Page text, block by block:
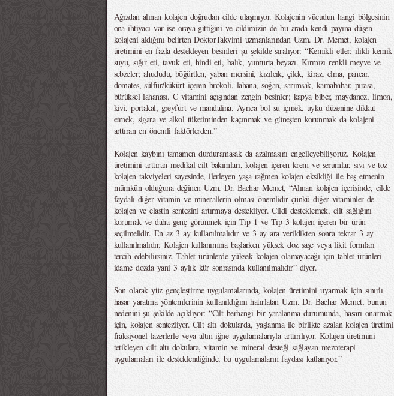
Ağızdan alınan kolajen doğrudan cilde ulaşmıyor. Kolajenin vücudun hangi bölgesinin
ona ihtiyacı var ise oraya gittiğini ve cildimizin de bu arada kendi payına düşen
kolajeni aldığını belirten DoktorTakvimi uzmanlarından Uzm. Dr. Memet, kolajen
üretimini en fazla destekleyen besinleri şu şekilde sıralıyor: “Kemikli etler; ilikli kemik
suyu, sığır eti, tavuk eti, hindi eti, balık, yumurta beyazı. Kırmızı renkli meyve ve
sebzeler; ahududu, böğürtlen, yaban mersini, kızılcık, çilek, kiraz, elma, pancar,
domates, sülfür/kükürt içeren brokoli, lahana, soğan, sarımsak, karnabahar, pırasa,
bürüksel lahanası. C vitamini açışından zengin besinler; kapya biber, maydanoz, limon,
kivi, portakal, greyfurt ve mandalina. Ayrıca bol su içmek, uyku düzenine dikkat
etmek, sigara ve alkol tüketiminden kaçınmak ve güneşten korunmak da kolajeni
arttıran en önemli faktörlerden.”
Kolajen kaybını tamamen durduramasak da azalmasını engelleyebiliyoruz. Kolajen
üretimini arttıran medikal cilt bakımları, kolajen içeren krem ve serumlar, sıvı ve toz
kolajen takviyeleri sayesinde, ilerleyen yaşa rağmen kolajen eksikliği ile baş etmenin
mümkün olduğuna değinen Uzm. Dr. Bachar Memet, “Alınan kolajen içerisinde, cilde
faydalı diğer vitamin ve minerallerin olması önemlidir çünkü diğer vitaminler de
kolajen ve elastin sentezini artırmaya destekliyor. Cildi desteklemek, cilt sağlığını
korumak ve daha genç görünmek için Tip 1 ve Tip 3 kolajen içeren bir ürün
seçilmelidir. En az 3 ay kullanılmalıdır ve 3 ay ara verildikten sonra tekrar 3 ay
kullanılmalıdır. Kolajen kullanımına başlarken yüksek doz saşe veya likit formları
tercih edebilirsiniz. Tablet ürünlerde yüksek kolajen olamayacağı için tablet ürünleri
idame dozda yani 3 aylık kür sonrasında kullanılmalıdır” diyor.
Son olarak yüz gençleştirme uygulamalarında, kolajen üretimini uyarmak için sınırlı
hasar yaratma yöntemlerinin kullanıldığını hatırlatan Uzm. Dr. Bachar Memet, bunun
nedenini şu şekilde açıklıyor: “Cilt herhangi bir yaralanma durumunda, hasarı onarmak
için, kolajen sentezliyor. Cilt altı dokularda, yaşlanma ile birlikte azalan kolajen üretimi
fraksiyonel lazerlerle veya altın iğne uygulamalarıyla arttırılıyor. Kolajen üretimini
tetikleyen cilt altı dokulara, vitamin ve mineral desteği sağlayan mezoterapi
uygulamaları ile desteklendiğinde, bu uygulamaların faydası katlanıyor.”